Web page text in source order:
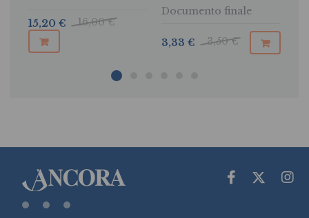
16,00 €
15,20 €
missione
Documento finale
3,50 €
3,33 €